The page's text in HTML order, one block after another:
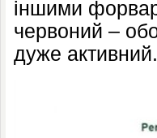
іншими
червоний –
дуже